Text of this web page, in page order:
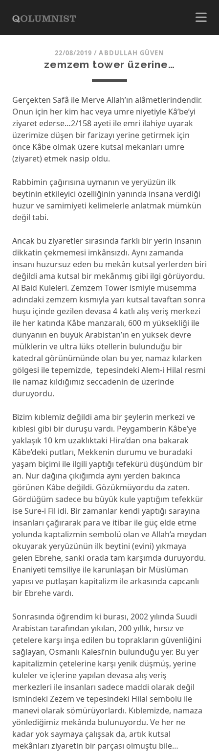
22/08/2019 /ABDULLAH GÜVEN
zemzem tower üzerine…
Gerçekten Safâ ile Merve Allah’ın alâmetlerindendir.
Onun için her kim hac veya umre niyetiyle Kâ’be’yi
ziyaret ederse…2/158 ayeti ile emri ilahiye uyarak
üzerimize düşen bir farizayı yerine getirmek için
önce Kâbe olmak üzere kutsal mekanları umre
(ziyaret) etmek nasip oldu.
Rabbimin çağırısına uymanın ve yeryüzün ilk
beytinin etkileyici özelliğinin yanında insana verdiği
huzur ve samimiyeti kelimelerle anlatmak mümkün
değil tabi.
Ancak bu ziyaretler sırasında farklı bir yerin insanın
dikkatin çekmemesi imkânsızdı. Aynı zamanda
insanı huzursuz eden bu mekân kutsal yerlerden biri
değildi ama kutsal bir mekânmış gibi ilgi görüyordu.
Al Baid Kuleleri. Zemzem Tower ismiyle müsemma
adındaki zemzem kısmıyla yarı kutsal tavaftan sonra
huşu içinde gezilen devasa 4 katlı alış veriş merkezi
ile her katında Kâbe manzaralı, 600 m yüksekliği ile
dünyanın en büyük Arabistan’ın en yüksek devre
mülklerin ve ultra lüks otellerin bulunduğu bir
katedral görünümünde olan bu yer, namaz kılarken
gölgesi ile tepemizde, tepesindeki Alem-i Hilal resmi
ile namaz kıldığımız seccadenin de üzerinde
duruyordu.
Bizim kıblemiz değildi ama bir şeylerin merkezi ve
kıblesi gibi bir duruşu vardı. Peygamberin Kâbe’ye
yaklaşık 10 km uzaklıktaki Hira’dan ona bakarak
Kâbe’deki putları, Mekkenin durumu ve buradaki
yaşam biçimi ile ilgili yaptığı tefekürü düşündüm bir
an. Nur dağına çıkığımda aynı yerden bakınca
görünen Kâbe değildi. Gözükmüyordu da zaten.
Gördüğüm sadece bu büyük kule yaptığım tefekkür
ise Sure-i Fil idi. Bir zamanlar kendi yaptığı sarayına
insanları çağırarak para ve itibar ile güç elde etme
yolunda kaptalizmin sembolü olan ve Allah’a meydan
okuyarak yeryüzünün ilk beytini (evini) yıkmaya
gelen Ebrehe, sanki orada tam karşımda duruyordu.
Enaniyeti temsiliye ile karunlaşan bir Müslüman
yapısı ve putlaşan kapitalizm ile arkasında capcanlı
bir Ebrehe vardı.
Sonrasında öğrendim ki burası, 2002 yılında Suudi
Arabistan tarafından yıkılan, 200 yıllık, hırsız ve
çetelere karşı inşa edilen bu toprakların güvenliğini
sağlayan, Osmanlı Kalesi’nin bulunduğu yer. Bu yer
kapitalizmin çetelerine karşı yenik düşmüş, yerine
kuleler ve içlerine yapılan devasa alış veriş
merkezleri ile insanları sadece maddi olarak değil
ismindeki Zezem ve tepesindeki Hilal sembolü ile
manevi olarak sömürüyorlardı. Kıblemizde, namaza
yönlediğimiz mekânda bulunuyordu. Ve her ne
kadar yok saymaya çalışsak da, artık kutsal
mekânları ziyaretin bir parçası olmuştu bile…